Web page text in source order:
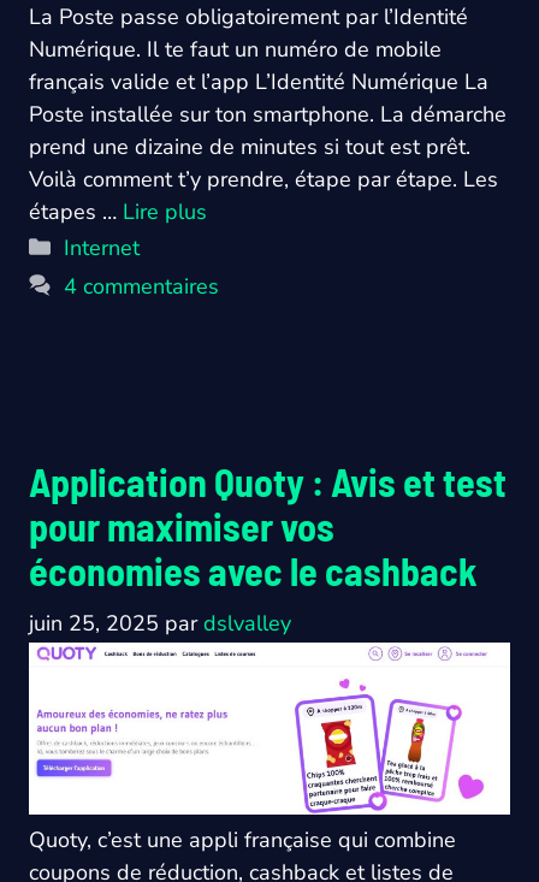
La Poste passe obligatoirement par l’Identité
Numérique. Il te faut un numéro de mobile
français valide et l’app L’Identité Numérique La
Poste installée sur ton smartphone. La démarche
prend une dizaine de minutes si tout est prêt.
Voilà comment t’y prendre, étape par étape. Les
étapes … Lire plus
Catégories
Internet
4 commentaires
Application Quoty : Avis et test
pour maximiser vos
économies avec le cashback
juin 25, 2025 pardslvalley
Quoty, c’est une appli française qui combine
coupons de réduction, cashback et listes de